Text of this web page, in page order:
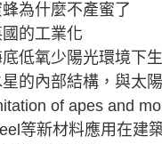
蜂為什麼不產蜜了
的工業化
底低氧少陽光環境下
星的內部結構，與太
of apes and
等新材料應用在建